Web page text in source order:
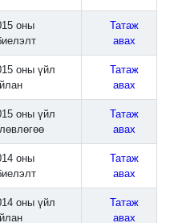
оны
Татаж
авах
оны үйл
Татаж
авах
оны үйл
Татаж
авах
оны
Татаж
авах
оны үйл
Татаж
авах